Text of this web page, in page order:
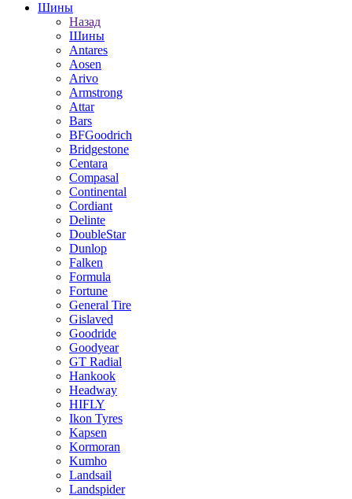
Шины
Назад
Шины
Antares
Aosen
Arivo
Armstrong
Attar
Bars
BFGoodrich
Bridgestone
Centara
Compasal
Continental
Cordiant
Delinte
DoubleStar
Dunlop
Falken
Formula
Fortune
General Tire
Gislaved
Goodride
Goodyear
GT Radial
Hankook
Headway
HIFLY
Ikon Tyres
Kapsen
Kormoran
Kumho
Landsail
Landspider